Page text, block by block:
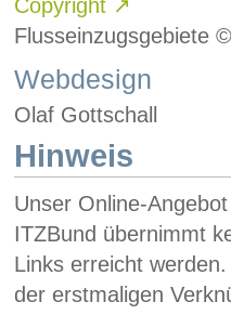
Copyright ↗
Flusseinzugsgebiete
Webdesign
Olaf Gottschall
Hinweis
Unser Online-
ITZBund übernimmt
Links erreicht
der erstmaligen